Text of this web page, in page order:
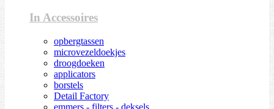
In Accessoires
opbergtassen
microvezeldoekjes
droogdoeken
applicators
borstels
Detail Factory
emmers - filters - deksels